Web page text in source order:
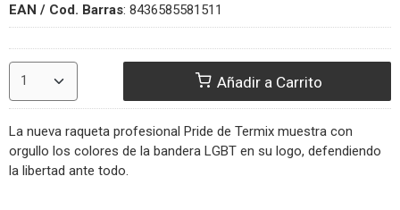
EAN / Cod. Barras: 8436585581511
Añadir a Carrito
La nueva raqueta profesional Pride de Termix muestra con
orgullo los colores de la bandera LGBT en su logo, defendiendo
la libertad ante todo.